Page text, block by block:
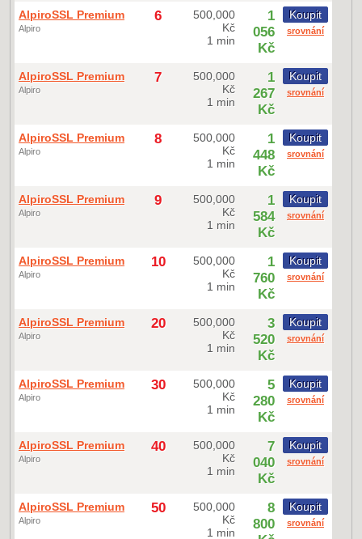
AlpiroSSL Premium
Alpiro
6
500,000
Kč
1 min
1
056
Kč
Koupit
srovnání
AlpiroSSL Premium
Alpiro
7
500,000
Kč
1 min
1
267
Kč
Koupit
srovnání
AlpiroSSL Premium
Alpiro
8
500,000
Kč
1 min
1
448
Kč
Koupit
srovnání
AlpiroSSL Premium
Alpiro
9
500,000
Kč
1 min
1
584
Kč
Koupit
srovnání
AlpiroSSL Premium
Alpiro
10
500,000
Kč
1 min
1
760
Kč
Koupit
srovnání
AlpiroSSL Premium
Alpiro
20
500,000
Kč
1 min
3
520
Kč
Koupit
srovnání
AlpiroSSL Premium
Alpiro
30
500,000
Kč
1 min
5
280
Kč
Koupit
srovnání
AlpiroSSL Premium
Alpiro
40
500,000
Kč
1 min
7
040
Kč
Koupit
srovnání
AlpiroSSL Premium
Alpiro
50
500,000
Kč
1 min
8
800
Koupit
srovnání